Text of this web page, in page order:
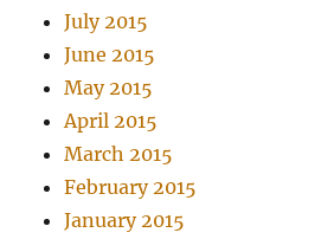
July 2015
June 2015
May 2015
April 2015
March 2015
February 2015
January 2015